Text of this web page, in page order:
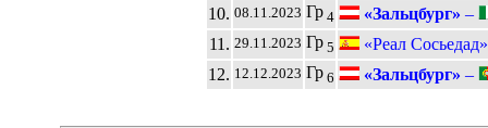
10. 08.11.2023 Гр 4 «Зальцбург» –
11. 29.11.2023 Гр 5
«Реал
12. 12.12.2023 Гр 6 «Зальцбург» –